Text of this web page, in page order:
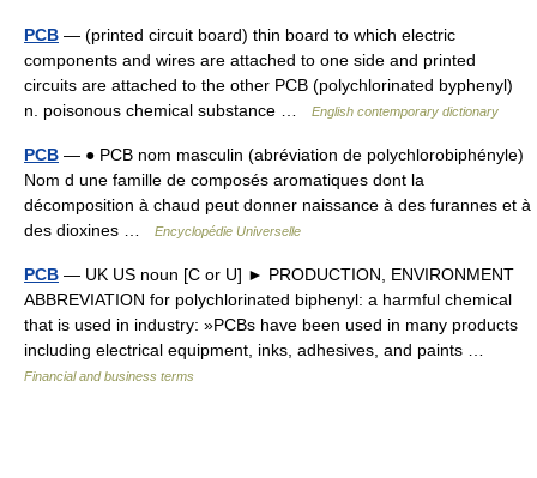
PCB — (printed circuit board) thin board to which electric
components and wires are attached to one side and printed
circuits are attached to the other PCB (polychlorinated byphenyl)
n. poisonous chemical substance …
English contemporary dictionary
PCB — ● PCB nom masculin (abréviation de polychlorobiphényle)
Nom d une famille de composés aromatiques dont la
décomposition à chaud peut donner naissance à des furannes et à
des dioxines …
Encyclopédie Universelle
PCB — UK US noun [C or U] ► PRODUCTION, ENVIRONMENT
ABBREVIATION for polychlorinated biphenyl: a harmful chemical
that is used in industry: »PCBs have been used in many products
including electrical equipment, inks, adhesives, and paints …
Financial and business terms